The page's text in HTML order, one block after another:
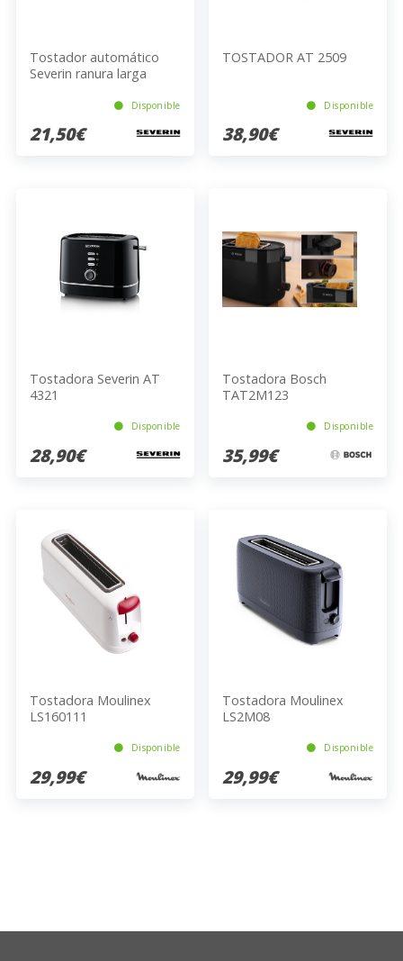
Tostador automático
Severin ranura larga
Disponible
21,50€
TOSTADOR AT 2509
Disponible
38,90€
Tostadora Severin AT
4321
Disponible
28,90€
Tostadora Bosch
TAT2M123
Disponible
35,99€
Tostadora Moulinex
LS160111
Disponible
29,99€
Tostadora Moulinex
LS2M08
Disponible
29,99€